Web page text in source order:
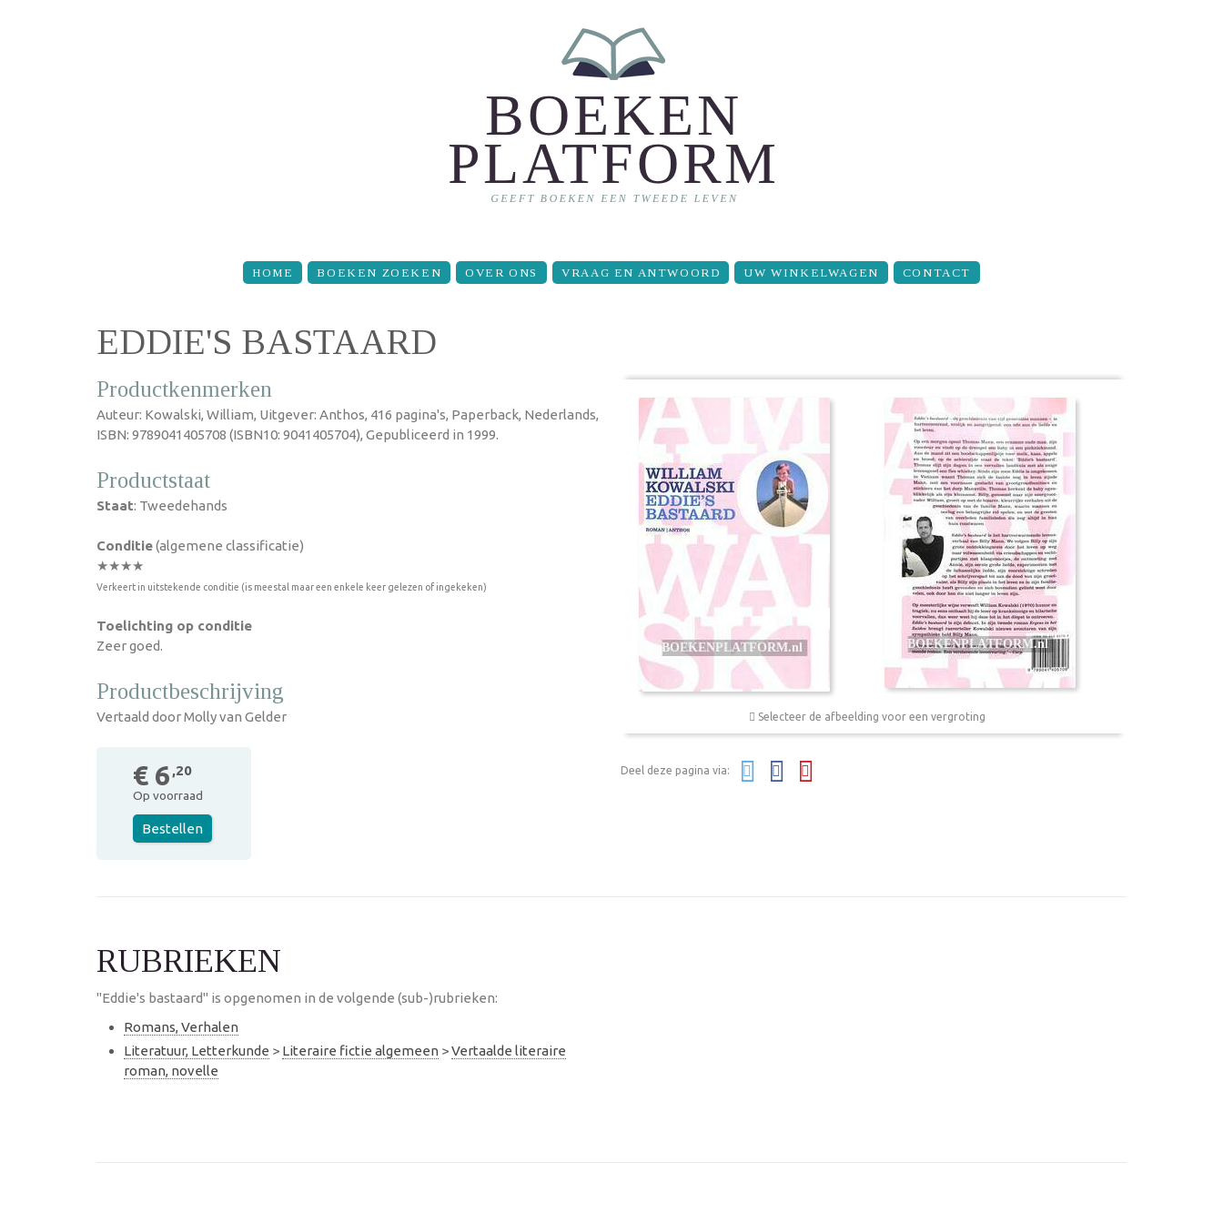
HOME BOEKEN ZOEKEN OVER ONS VRAAG EN ANTWOORD UW WINKELWAGEN CONTACT
EDDIE'S BASTAARD
Productkenmerken
Auteur: Kowalski, William, Uitgever: Anthos, 416 pagina's, Paperback, Nederlands,
ISBN: 9789041405708 (ISBN10: 9041405704), Gepubliceerd in 1999.
Productstaat
Staat: Tweedehands
Conditie(algemene classificatie)
★★★★
Verkeert in uitstekende conditie (is meestal maar een enkele keer gelezen of ingekeken)
Toelichting op conditie
Zeer goed.
Productbeschrijving
Vertaald door Molly van Gelder
€ 6 ,20
Op voorraad
Bestellen
Selecteer de afbeelding voor een vergroting
Deel deze pagina via:
RUBRIEKEN
"Eddie's bastaard" is opgenomen in de volgende (sub-)rubrieken:
Romans, Verhalen
Literatuur, Letterkunde > Literaire fictie algemeen >Vertaalde literaire
roman, novelle